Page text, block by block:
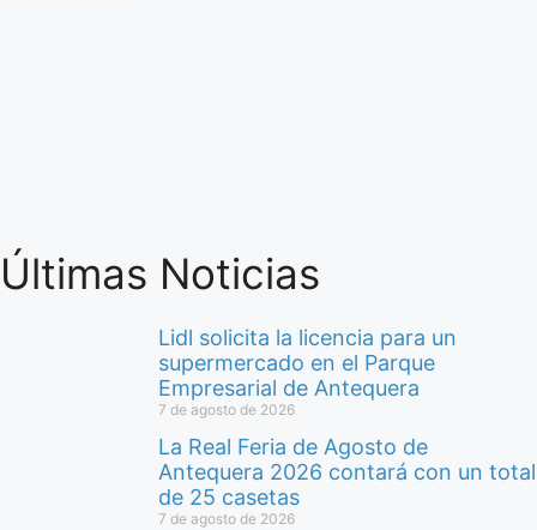
Últimas Noticias
Lidl solicita la licencia para un
supermercado en el Parque
Empresarial de Antequera
7 de agosto de 2026
La Real Feria de Agosto de
Antequera 2026 contará con un total
de 25 casetas
7 de agosto de 2026